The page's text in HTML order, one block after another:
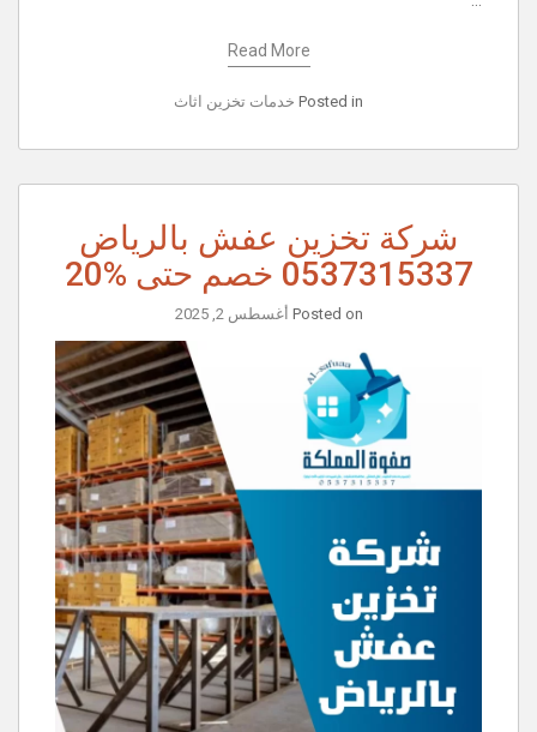
Read More
Posted in خدمات تخزين اثاث
شركة تخزين عفش بالرياض
0537315337 خصم حتى %20
Posted on أغسطس 2, 2025